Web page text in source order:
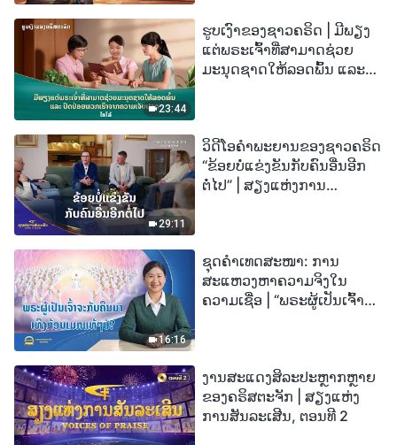
23:44
ຮູບເງົາຂອງຊາວຄຣິດ | ມີພຽງ
ແຕ່ພຣະເຈົ້າທີ່ສາມາດຊ່ວຍ
ມະນຸດຊາດໃຫ້ລອດພົ້ນ ແລະ
29:11
ວິດີໂອຄຳພະຍານຂອງຊາວຄຣິດ
“ຂ້ອຍບໍ່ແຂ່ງຂັນກັບຄົນອື່ນອີກ
ຕໍ່ໄປ” | ສຽງແຫ່ງການ
16:16
ຊຸດຄຳເທດສະໜາ: ການ
ສະແຫວງຫາຄວາມຈິງໃນ
ຄວາມເຊື່ອ | “ພຣະຜູ້ເປັນເຈົ້າຈະ
ງານສະແດງສິລະປະຫຼາກຫຼາຍ
ຂອງຄຣິສຕະຈັກ | ສຽງແຫ່ງ
ການສັນລະເສີນ, ຕອນທີ 2